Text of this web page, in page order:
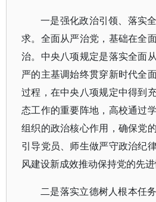
一是强化政治引领、落实
求。全面从严治党，基础在全
治。中央八项规定是落实全面
严的主基调始终贯穿新时代全
过程，在中央八项规定中得到
态工作的重要阵地，高校通过
组织的政治核心作用，确保党
引导党员、师生做严守政治纪
风建设新成效推动保持党的先进
二是落实立德树人根本任